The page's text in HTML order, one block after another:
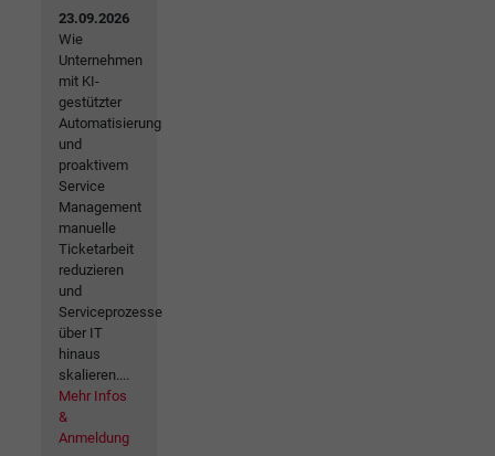
23.09.2026
Wie
Unternehmen
mit KI-
gestützter
Automatisierung
und
proaktivem
Service
Management
manuelle
Ticketarbeit
reduzieren
und
Serviceprozesse
über IT
hinaus
skalieren....
Mehr Infos
&
Anmeldung